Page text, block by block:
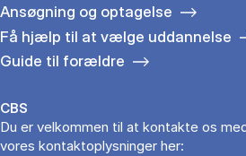
Ansøgning og optagelse
Få hjælp til at vælge uddannelse
Guide til forældre
CBS
Du er velkommen til at kontakte os
vores kontaktoplysninger her: